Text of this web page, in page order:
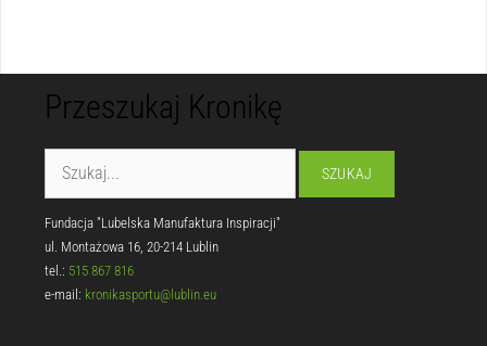
Przeszukaj Kronikę
Fundacja "Lubelska Manufaktura Inspiracji"
ul. Montażowa 16, 20-214 Lublin
tel.: 515 867 816
e-mail: kronikasportu@lublin.eu